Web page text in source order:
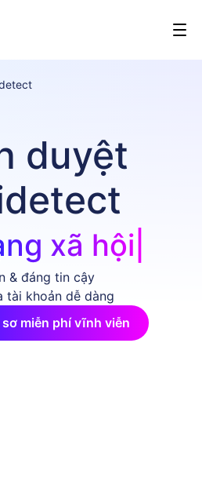
duyệt
|
& đáng tin cậy
tài khoản dễ dàng
miễn phí vĩnh viễn